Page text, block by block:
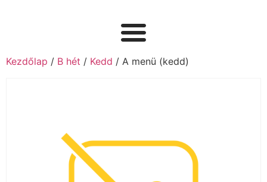
Kezdőlap / B hét / Kedd / A menü (kedd)ㅤ